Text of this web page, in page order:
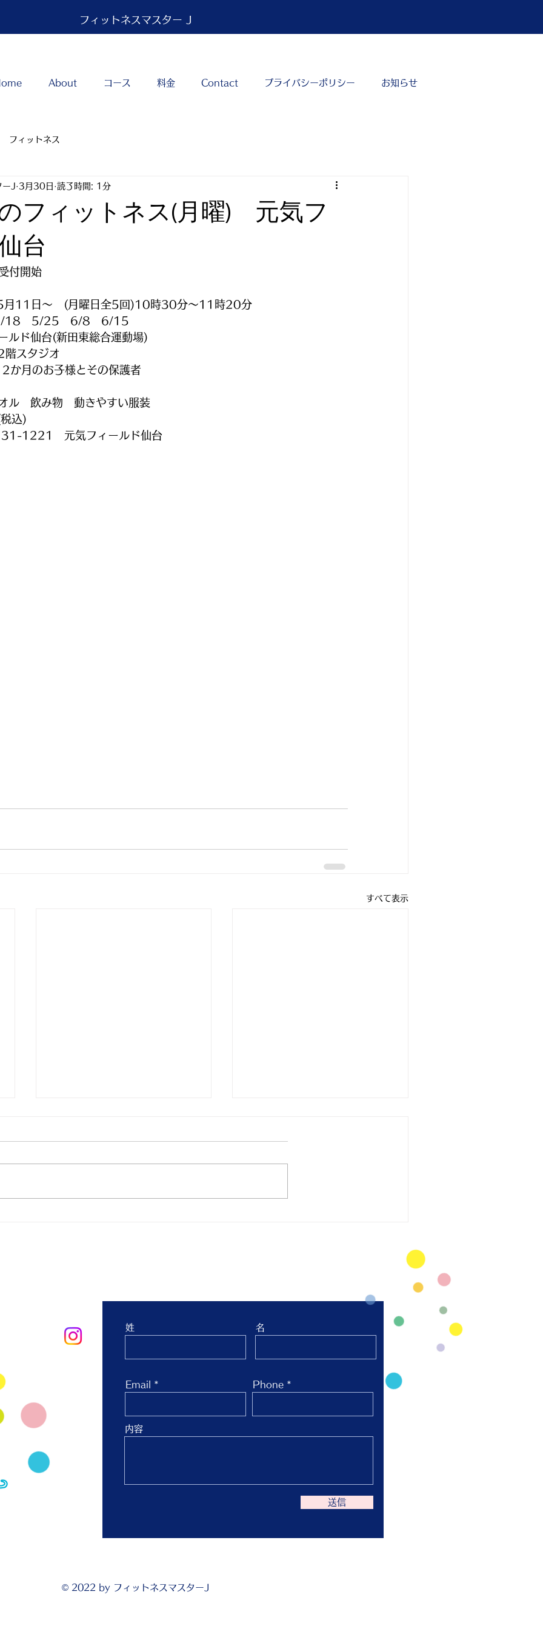
フィットネスマスター J
About コース 料金 Contact プライバシーポリシー お知らせ
フィットネス
フィットネス(月曜) 元気フ
台
ーJ 3月30日 読了時間: 1分
付開始
11日～　(月曜日全5回)10時30分〜11時20分
25　6/8　6/15
ルド仙台(新田東総合運動場)
タジオ
か月のお子様とその保護者
ル　飲み物　動きやすい服装
込)
1221　元気フィールド仙台
すべて表示
姓 名
Email Phone
内容
送信
© 2022 by フィットネスマスターJ